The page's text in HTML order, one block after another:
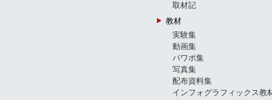
取材記
教材
実験集
動画集
パワポ集
写真集
配布資料集
インフォグラフィックス教